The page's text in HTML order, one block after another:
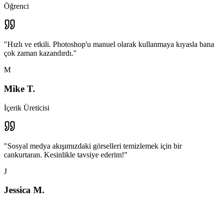
Öğrenci
"Hızlı ve etkili. Photoshop'u manuel olarak kullanmaya kıyasla bana
çok zaman kazandırdı."
M
Mike T.
İçerik Üreticisi
"Sosyal medya akışımızdaki görselleri temizlemek için bir
cankurtaran. Kesinlikle tavsiye ederim!"
J
Jessica M.